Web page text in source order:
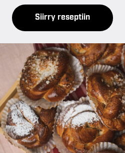
Siirry reseptiin